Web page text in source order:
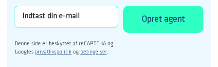
Opret agent
Denne side er beskyttet af reCAPTCHA og
Googles privatlivspolitik og betingelser.